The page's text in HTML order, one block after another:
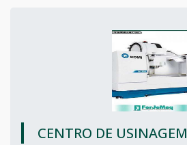
CENTRO DE USINAGEM